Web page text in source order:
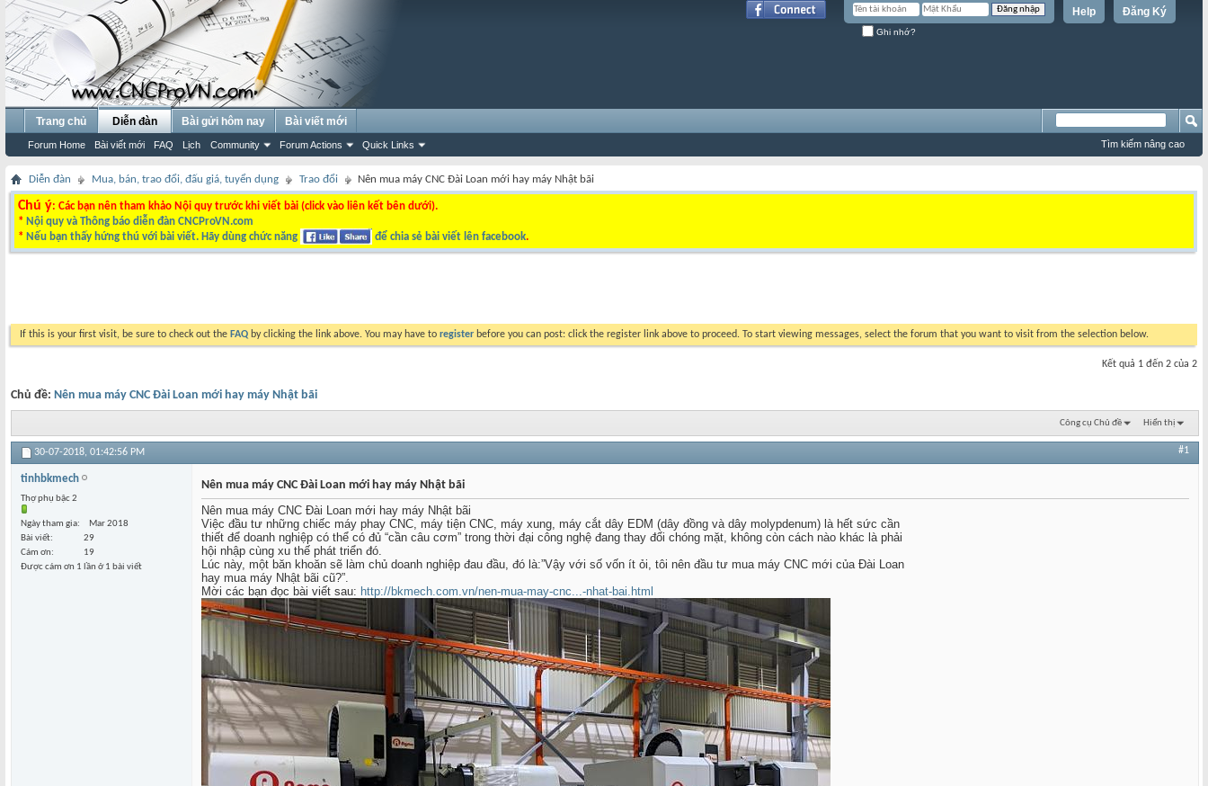
Đăng Ký
Help
Ghi nhớ?
Trang chủ Diễn đàn
Forum Home Bài viết mới FAQ Lịch Community Forum Actions Quick Links
Bài gửi hôm nay Bài viết mới
Tìm kiếm nâng cao
Diễn đàn Mua, bán, trao đổi, đấu giá, tuyển dụng Trao đổi Nên mua máy CNC Đài Loan mới hay máy Nhật bãi
Chú ý: Các bạn nên tham khảo Nội quy trước khi viết bài (click vào liên kết bên dưới).
* Nội quy và Thông báo diễn đàn CNCProVN.com
* Nếu bạn thấy hứng thú với bài viết. Hãy dùng chức năng để chia sẻ bài viết lên facebook.
If this is your first visit, be sure to check out the FAQ by clicking the link above. You may have to register before you can post: click the register link above to proceed. To start viewing messages, select the forum that you want to visit from the selection below.
Kết quả 1 đến 2 của 2
Chủ đề: Nên mua máy CNC Đài Loan mới hay máy Nhật bãi
Công cụ Chủ đề Hiển thị
30-07-2018, 01:42:56 PM #1
tinhbkmech
Thợ phụ bậc 2
Ngày tham gia
Mar 2018
Bài viết
29
Cám ơn
19
Được cám ơn 1 lần ở 1 bài viết
Nên mua máy CNC Đài Loan mới hay máy Nhật bãi
Nên mua máy CNC Đài Loan mới hay máy Nhật bãi
Việc đầu tư những chiếc máy phay CNC, máy tiện CNC, máy xung, máy cắt dây EDM (dây đồng và dây molypdenum) là hết sức cần
thiết để doanh nghiệp có thể có đủ “cần câu cơm” trong thời đại công nghệ đang thay đổi chóng mặt, không còn cách nào khác là phải
hội nhập cùng xu thế phát triển đó.
Lúc này, một băn khoăn sẽ làm chủ doanh nghiệp đau đầu, đó là:”Vậy với số vốn ít ỏi, tôi nên đầu tư mua máy CNC mới của Đài Loan
hay mua máy Nhật bãi cũ?”.
Mời các bạn đọc bài viết sau: http://bkmech.com.vn/nen-mua-may-cnc...-nhat-bai.html